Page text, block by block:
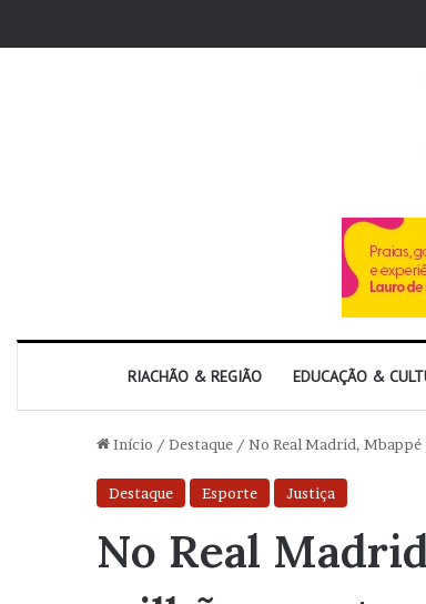
RIACHÃO & REGIÃO EDUCAÇÃO &
Início / Destaque / No Real Madrid, Mbappé
Destaque Esporte Justiça
No Real